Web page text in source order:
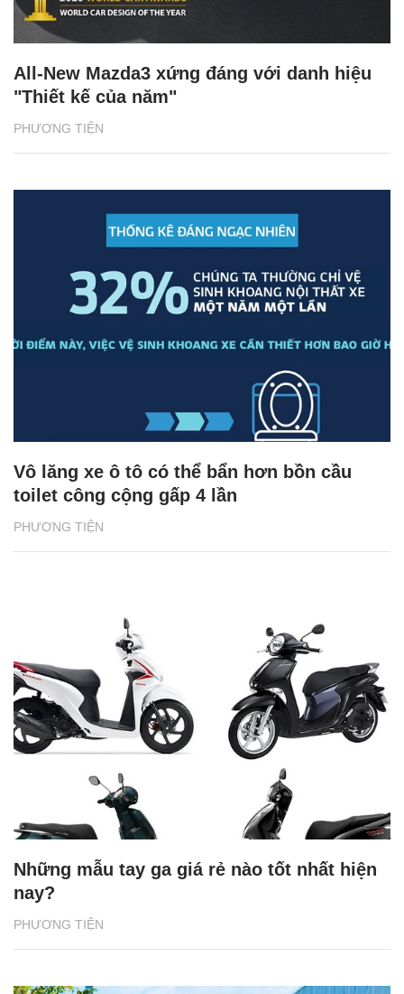
PHƯƠNG TIỆN
All-New Mazda3 xứng đáng với danh hiệu
"Thiết kế của năm"
PHƯƠNG TIỆN
Vô lăng xe ô tô có thể bẩn hơn bồn cầu
toilet công cộng gấp 4 lần
PHƯƠNG TIỆN
Những mẫu tay ga giá rẻ nào tốt nhất hiện
nay?